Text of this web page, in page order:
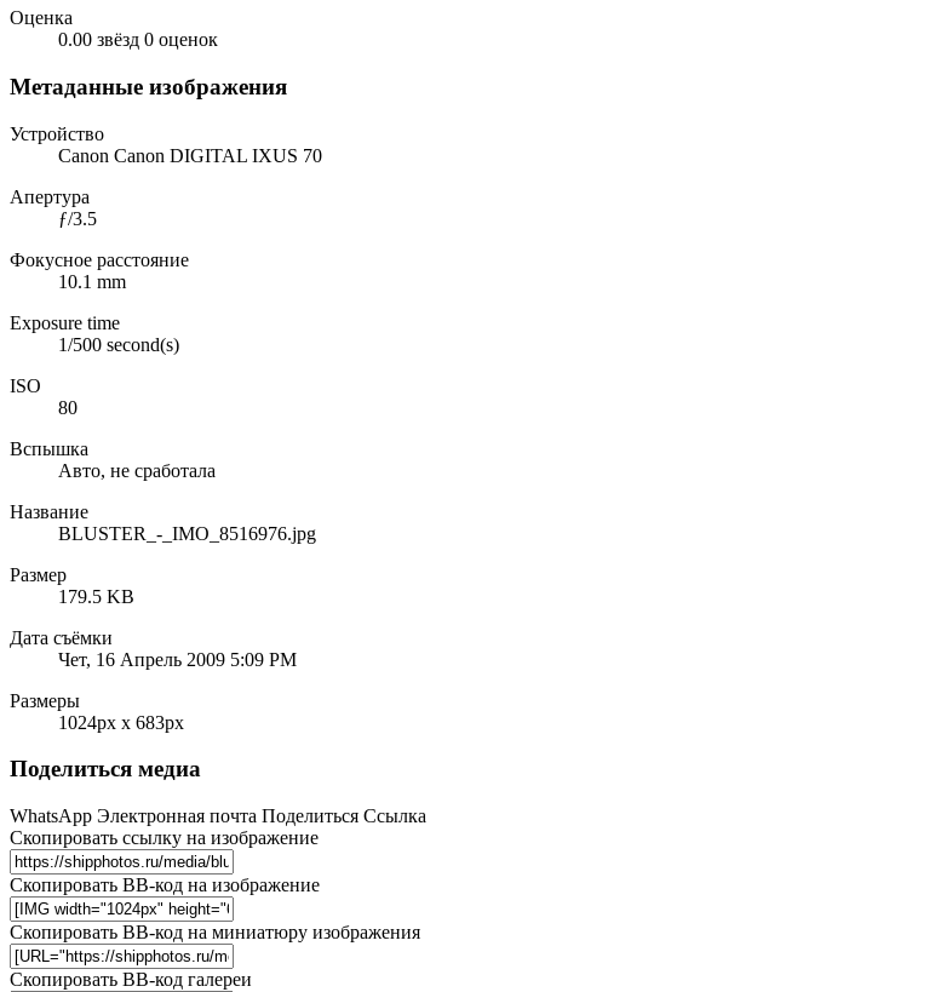
Оценка
0.00 звёзд 0 оценок
Метаданные изображения
Устройство
Canon Canon DIGITAL IXUS 70
Апертура
ƒ/3.5
Фокусное расстояние
10.1 mm
Exposure time
1/500 second(s)
ISO
80
Вспышка
Авто, не сработала
Название
BLUSTER_-_IMO_8516976.jpg
Размер
179.5 KB
Дата съёмки
Чет, 16 Апрель 2009 5:09 PM
Размеры
1024px x 683px
Поделиться медиа
WhatsApp Электронная почта Поделиться Ссылка
Скопировать ссылку на изображение
Скопировать BB-код на изображение
Скопировать BB-код на миниатюру изображения
Скопировать BB-код галереи